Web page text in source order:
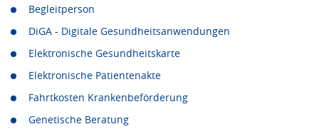
Begleitperson
DiGA - Digitale Gesundheitsanwendungen
Elektronische Gesundheitskarte
Elektronische Patientenakte
Fahrtkosten Krankenbeförderung
Genetische Beratung